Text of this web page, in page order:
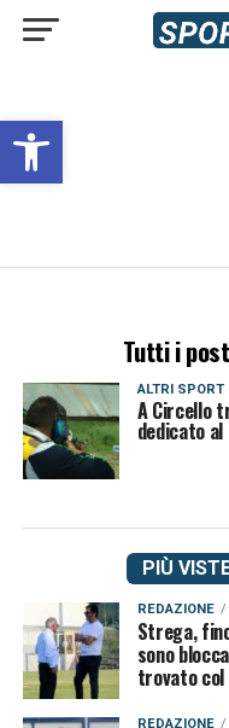
Open toolbar
Tutti i
ALTRI SPORT
A Circello
dedicato
PIÙ
REDAZIONE
Strega,
sono
trovato col
REDAZIONE